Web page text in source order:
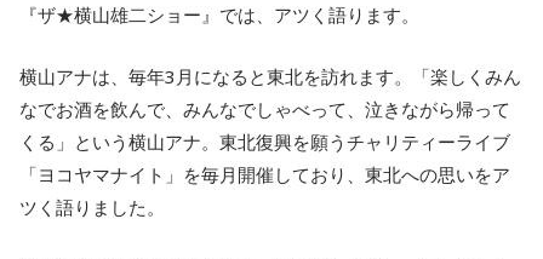
『ザ★横山雄二ショー』では、アツく語ります。
横山アナは、毎年3月になると東北を訪れます。「楽しくみん
なでお酒を飲んで、みんなでしゃべって、泣きながら帰って
くる」という横山アナ。東北復興を願うチャリティーライブ
「ヨコヤマナイト」を毎月開催しており、東北への思いをア
ツく語りました。